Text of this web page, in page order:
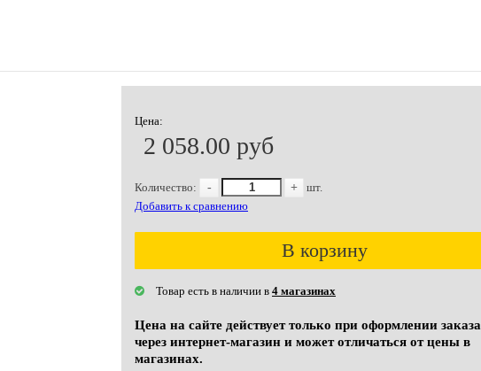
Цена:
2 058.00 руб
Количество: - +
шт.
Добавить к сравнению
В корзину
Товар есть в наличии в 4 магазинах
Цена на сайте действует только при оформлении заказа
через интернет-магазин и может отличаться от цены в
магазинах.